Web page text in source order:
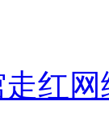
红网